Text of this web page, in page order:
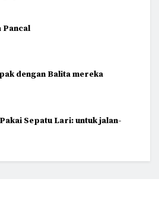
Pancal
dengan Balita mereka
Sepatu Lari: untuk jalan-